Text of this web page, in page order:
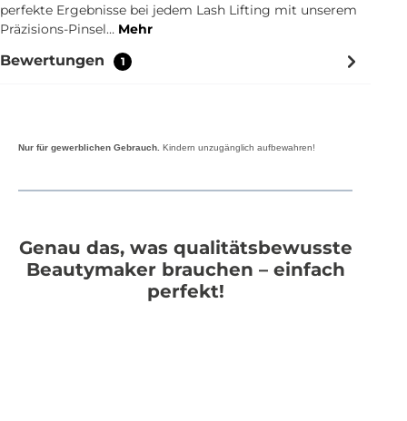
perfekte Ergebnisse bei jedem Lash Lifting mit unserem
Präzisions-Pinsel… Mehr
Bewertungen 1
Nur für gewerblichen Gebrauch. Kindern unzugänglich aufbewahren!
Genau das, was qualitätsbewusste
Beautymaker brauchen – einfach
perfekt!